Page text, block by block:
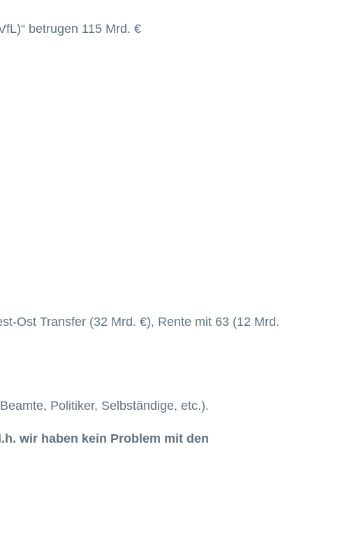
betrugen 115 Mrd. €
Ost Transfer (32 Mrd. €), Rente mit 63 (12 Mrd.
Politiker, Selbständige, etc.).
.h. wir haben kein Problem mit den